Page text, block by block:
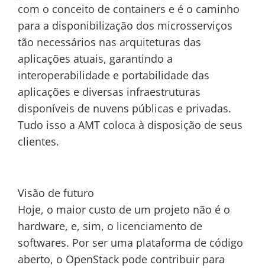
com o conceito de containers e é o caminho
para a disponibilização dos microsserviços
tão necessários nas arquiteturas das
aplicações atuais, garantindo a
interoperabilidade e portabilidade das
aplicações e diversas infraestruturas
disponíveis de nuvens públicas e privadas.
Tudo isso a AMT coloca à disposição de seus
clientes.
Visão de futuro
Hoje, o maior custo de um projeto não é o
hardware, e, sim, o licenciamento de
softwares. Por ser uma plataforma de código
aberto, o OpenStack pode contribuir para